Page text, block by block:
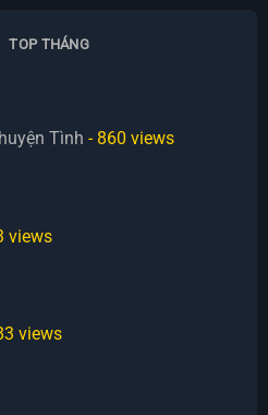
TOP THÁNG
Tình - 860 views
views
views